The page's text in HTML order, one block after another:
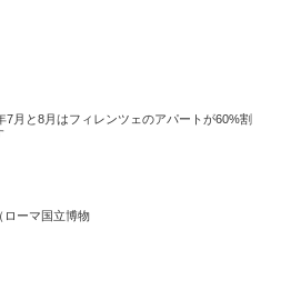
7月と8月はフィレンツェのアパートが60%割
ローマ国立博物